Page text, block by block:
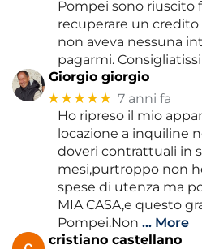
Pompei sono riuscito
recuperare un
non aveva nessuna
pagarmi.
Giorgio giorgio
★★★★★ 7 anni fa
Ho ripreso il mio
locazione a inquiline
doveri contrattuali in
mesi,purtroppo non
spese di utenza ma
MIA CASA,e questo
Pompei.Non … More
cristiano castellano